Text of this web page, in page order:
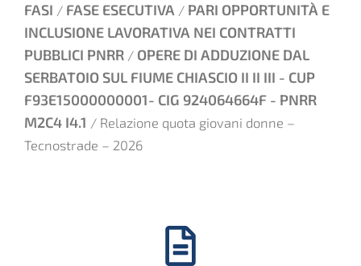
FASI / FASE ESECUTIVA / PARI OPPORTUNITÀ E
INCLUSIONE LAVORATIVA NEI CONTRATTI
PUBBLICI PNRR / OPERE DI ADDUZIONE DAL
SERBATOIO SUL FIUME CHIASCIO II II III - CUP
F93E15000000001- CIG 924064664F - PNRR
M2C4 I4.1 / Relazione quota giovani donne –
Tecnostrade – 2026